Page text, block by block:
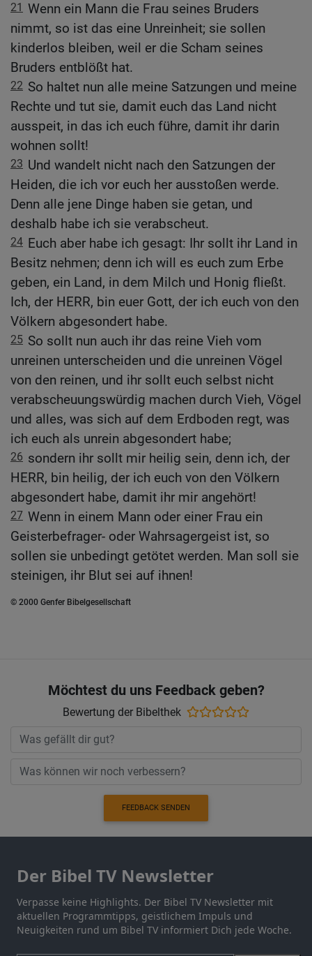
21 Wenn ein Mann die Frau seines Bruders
nimmt, so ist das eine Unreinheit; sie sollen
kinderlos bleiben, weil er die Scham seines
Bruders entblößt hat.
22 So haltet nun alle meine Satzungen und meine
Rechte und tut sie, damit euch das Land nicht
ausspeit, in das ich euch führe, damit ihr darin
wohnen sollt!
23 Und wandelt nicht nach den Satzungen der
Heiden, die ich vor euch her ausstoßen werde.
Denn alle jene Dinge haben sie getan, und
deshalb habe ich sie verabscheut.
24 Euch aber habe ich gesagt: Ihr sollt ihr Land in
Besitz nehmen; denn ich will es euch zum Erbe
geben, ein Land, in dem Milch und Honig fließt.
Ich, der HERR, bin euer Gott, der ich euch von den
Völkern abgesondert habe.
25 So sollt nun auch ihr das reine Vieh vom
unreinen unterscheiden und die unreinen Vögel
von den reinen, und ihr sollt euch selbst nicht
verabscheuungswürdig machen durch Vieh, Vögel
und alles, was sich auf dem Erdboden regt, was
ich euch als unrein abgesondert habe;
26 sondern ihr sollt mir heilig sein, denn ich, der
HERR, bin heilig, der ich euch von den Völkern
abgesondert habe, damit ihr mir angehört!
27 Wenn in einem Mann oder einer Frau ein
Geisterbefrager- oder Wahrsagergeist ist, so
sollen sie unbedingt getötet werden. Man soll sie
steinigen, ihr Blut sei auf ihnen!
© 2000 Genfer Bibelgesellschaft
Möchtest du uns Feedback geben?
Bewertung der Bibelthek
FEEDBACK SENDEN
Der Bibel TV Newsletter
Verpasse keine Highlights. Der Bibel TV Newsletter mit
aktuellen Programmtipps, geistlichem Impuls und
Neuigkeiten rund um Bibel TV informiert Dich jede Woche.